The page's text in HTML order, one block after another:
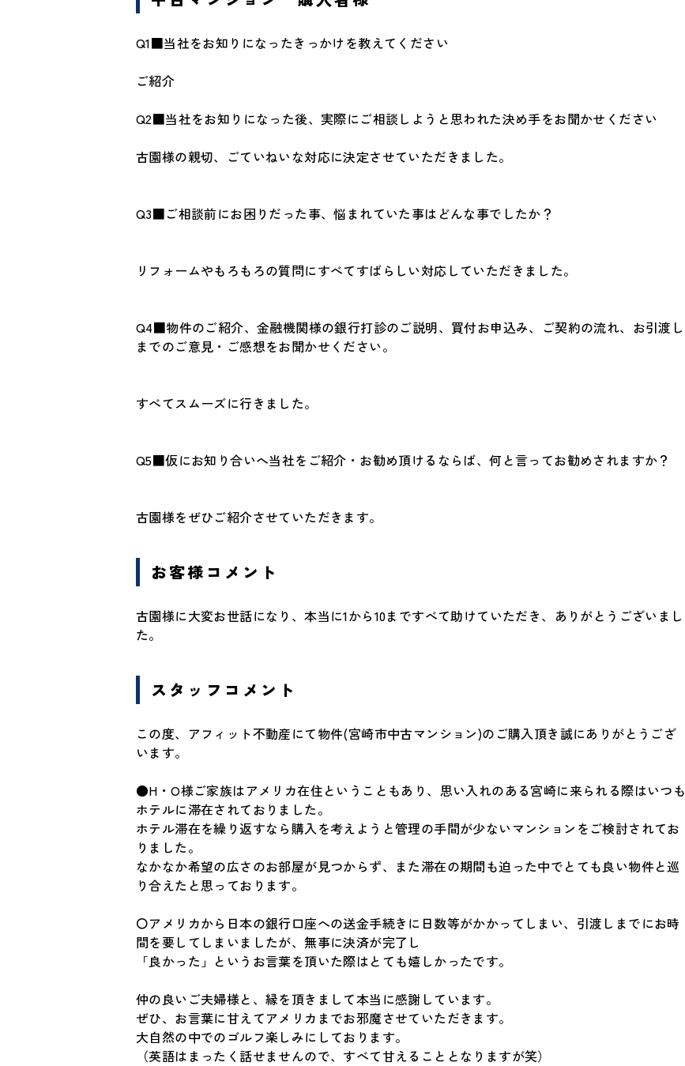
Q1■当社をお知りになったきっかけを教えてください
ご紹介
Q2■当社をお知りになった後、実際にご相談しようと思われた決め手をお聞かせください
古園様の親切、ごていねいな対応に決定させていただきました。
Q3■ご相談前にお困りだった事、悩まれていた事はどんな事でしたか？
リフォームやもろもろの質問にすべてすばらしい対応していただきました。
Q4■物件のご紹介、金融機関様の銀行打診のご説明、買付お申込み、ご契約の流れ、お引渡し
までのご意見・ご感想をお聞かせください。
すべてスムーズに行きました。
Q5■仮にお知り合いへ当社をご紹介・お勧め頂けるならば、何と言ってお勧めされますか？
古園様をぜひご紹介させていただきます。
お客様コメント
古園様に大変お世話になり、本当に1から10まですべて助けていただき、ありがとうございまし
た。
スタッフコメント
この度、アフィット不動産にて物件(宮崎市中古マンション)のご購入頂き誠にありがとうござ
います。
●H・O様ご家族はアメリカ在住ということもあり、思い入れのある宮崎に来られる際はいつも
ホテルに滞在されておりました。
ホテル滞在を繰り返すなら購入を考えようと管理の手間が少ないマンションをご検討されてお
りました。
なかなか希望の広さのお部屋が見つからず、また滞在の期間も迫った中でとても良い物件と巡
り合えたと思っております。
〇アメリカから日本の銀行口座への送金手続きに日数等がかかってしまい、引渡しまでにお時
間を要してしまいましたが、無事に決済が完了し
「良かった」というお言葉を頂いた際はとても嬉しかったです。
仲の良いご夫婦様と、縁を頂きまして本当に感謝しています。
ぜひ、お言葉に甘えてアメリカまでお邪魔させていただきます。
大自然の中でのゴルフ楽しみにしております。
（英語はまったく話せませんので、すべて甘えることとなりますが笑）